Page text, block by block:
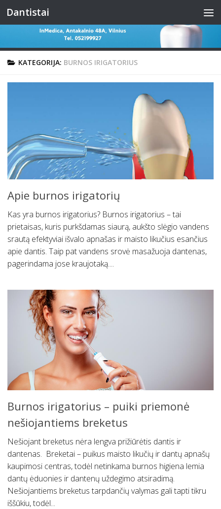
Skip to content
Dantistai
KATEGORIJA: BURNOS IRIGATORIUS
Apie burnos irigatorių
Kas yra burnos irigatorius? Burnos irigatorius – tai
prietaisas, kuris purkšdamas siaurą, aukšto slėgio vandens
srautą efektyviai išvalo apnašas ir maisto likučius esančius
apie dantis. Taip pat vandens srovė masažuoja dantenas,
pagerindama jose kraujotaką....
Burnos irigatorius – puiki priemonė
nešiojantiems breketus
Nešiojant breketus nėra lengva prižiūrėtis dantis ir
dantenas. Breketai – puikus maisto likučių ir dantų apnašų
kaupimosi centras, todėl netinkama burnos higiena lemia
dantų ėduonies ir dantenų uždegimo atsiradimą.
Nešiojantiems breketus tarpdančių valymas gali tapti tikru
iššūkiu, todėl...